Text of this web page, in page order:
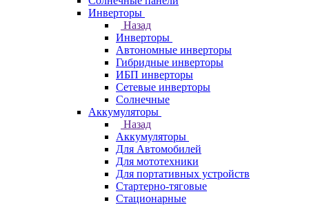
Инверторы
Назад
Инверторы
Автономные инверторы
Гибридные инверторы
ИБП инверторы
Сетевые инверторы
Солнечные
Аккумуляторы
Назад
Аккумуляторы
Для Автомобилей
Для мототехники
Для портативных устройств
Стартерно-тяговые
Стационарные